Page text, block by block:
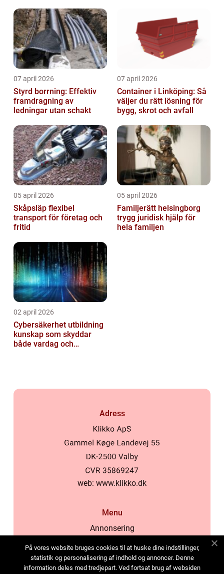
07 april 2026
Styrd borrning: Effektiv
framdragning av
ledningar utan schakt
07 april 2026
Container i Linköping: Så
väljer du rätt lösning för
bygg, skrot och avfall
05 april 2026
Skåpsläp flexibel
transport för företag och
fritid
05 april 2026
Familjerätt helsingborg
trygg juridisk hjälp för
hela familjen
02 april 2026
Cybersäkerhet utbildning
kunskap som skyddar
både vardag och
Adress
web: www.klikko.dk
Menu
Annonsering
Cookies
Kontakta oss
På vores website bruges cookies til at huske dine indstillinger,
statistik og personalisering af indhold og annoncer. Denne
information deles med tredjepart. Ved fortsat brug af websiden